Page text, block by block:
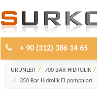
+ 90 (312) 386 14 65
Hidrolik El Pompaları
ÜRÜNLER 700 BAR HİDROLİK
350 Bar Hidrolik El pompaları